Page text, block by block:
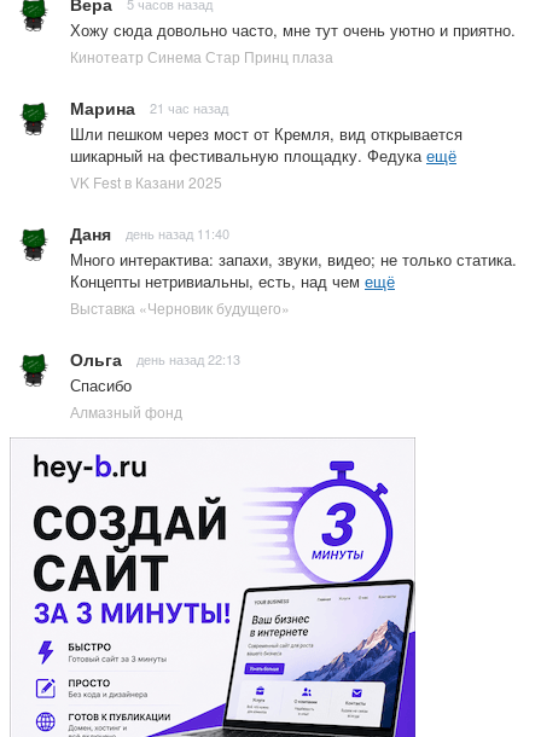
Хожу сюда довольно часто, мне тут очень уютно и приятно.
Кинотеатр Синема Стар Принц плаза
Марина 21 час назад
Шли пешком через мост от Кремля, вид открывается
шикарный на фестивальную площадку. Федука ещё
VK Fest в Казани 2025
Даня день назад 11:40
Много интерактива: запахи, звуки, видео; не только статика.
Концепты нетривиальны, есть, над чем ещё
Выставка «Черновик будущего»
Ольга день назад 22:13
Спасибо
Алмазный фонд